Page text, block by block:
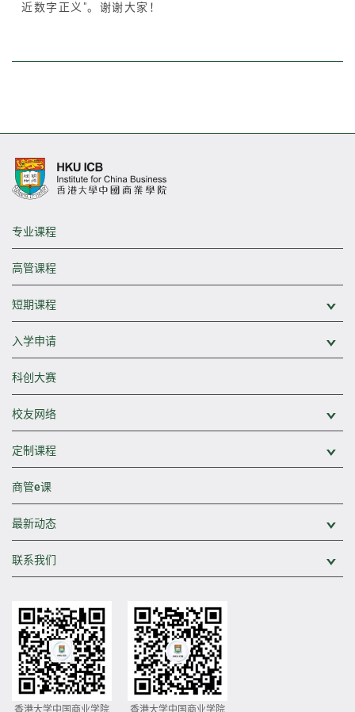
近数字正义"。谢谢大家！
专业课程
高管课程
短期课程
入学申请
科创大赛
校友网络
定制课程
商管e课
最新动态
联系我们
香港大学中国商业学院 香港大学中国商业学院